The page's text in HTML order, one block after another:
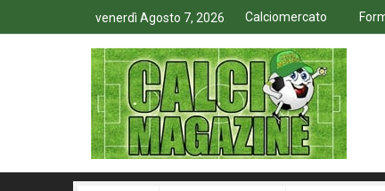
venerdì Agosto 7, 2026 Calciomercato